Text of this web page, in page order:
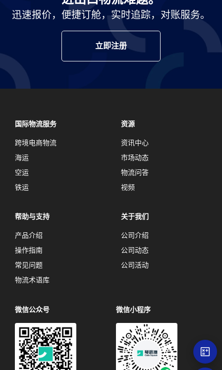
迅速报价，便捷订舱，实时追踪，对账服务。
立即注册
国际物流服务
跨境电商物流
海运
空运
铁运
资源
资讯中心
市场动态
物流问答
视频
帮助与支持
产品介绍
操作指南
常见问题
物流术语库
关于我们
公司介绍
公司动态
公司活动
微信公众号 微信小程序